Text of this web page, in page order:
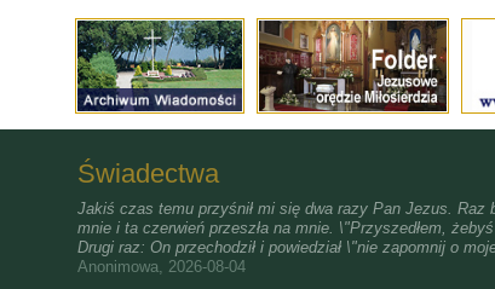
Świadectwa
Jakiś czas temu przyśnił mi się dwa razy Pan Jezus. Raz
mnie i ta czerwień przeszła na mnie. \"Przyszedłem,
Drugi raz: On przechodził i powiedział \"nie zapomnij o
Anonimowa, 2026-08-04